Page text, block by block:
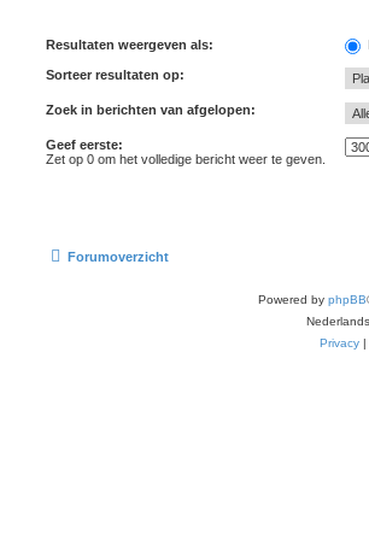
Resultaten weergeven als:
Sorteer resultaten op:
Zoek in berichten van afgelopen:
Geef eerste:
Zet op 0 om het volledige bericht weer te geven.
Forumoverzicht
Powered by phpBB
Privacy|